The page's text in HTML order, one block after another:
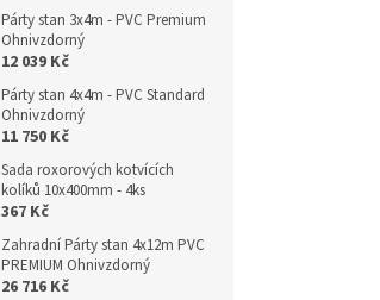
Párty stan 3x4m - PVC Premium
Ohnivzdorný
12 039 Kč
Párty stan 4x4m - PVC Standard
Ohnivzdorný
11 750 Kč
Sada roxorových kotvících
kolíků 10x400mm - 4ks
367 Kč
Zahradní Párty stan 4x12m PVC
PREMIUM Ohnivzdorný
26 716 Kč